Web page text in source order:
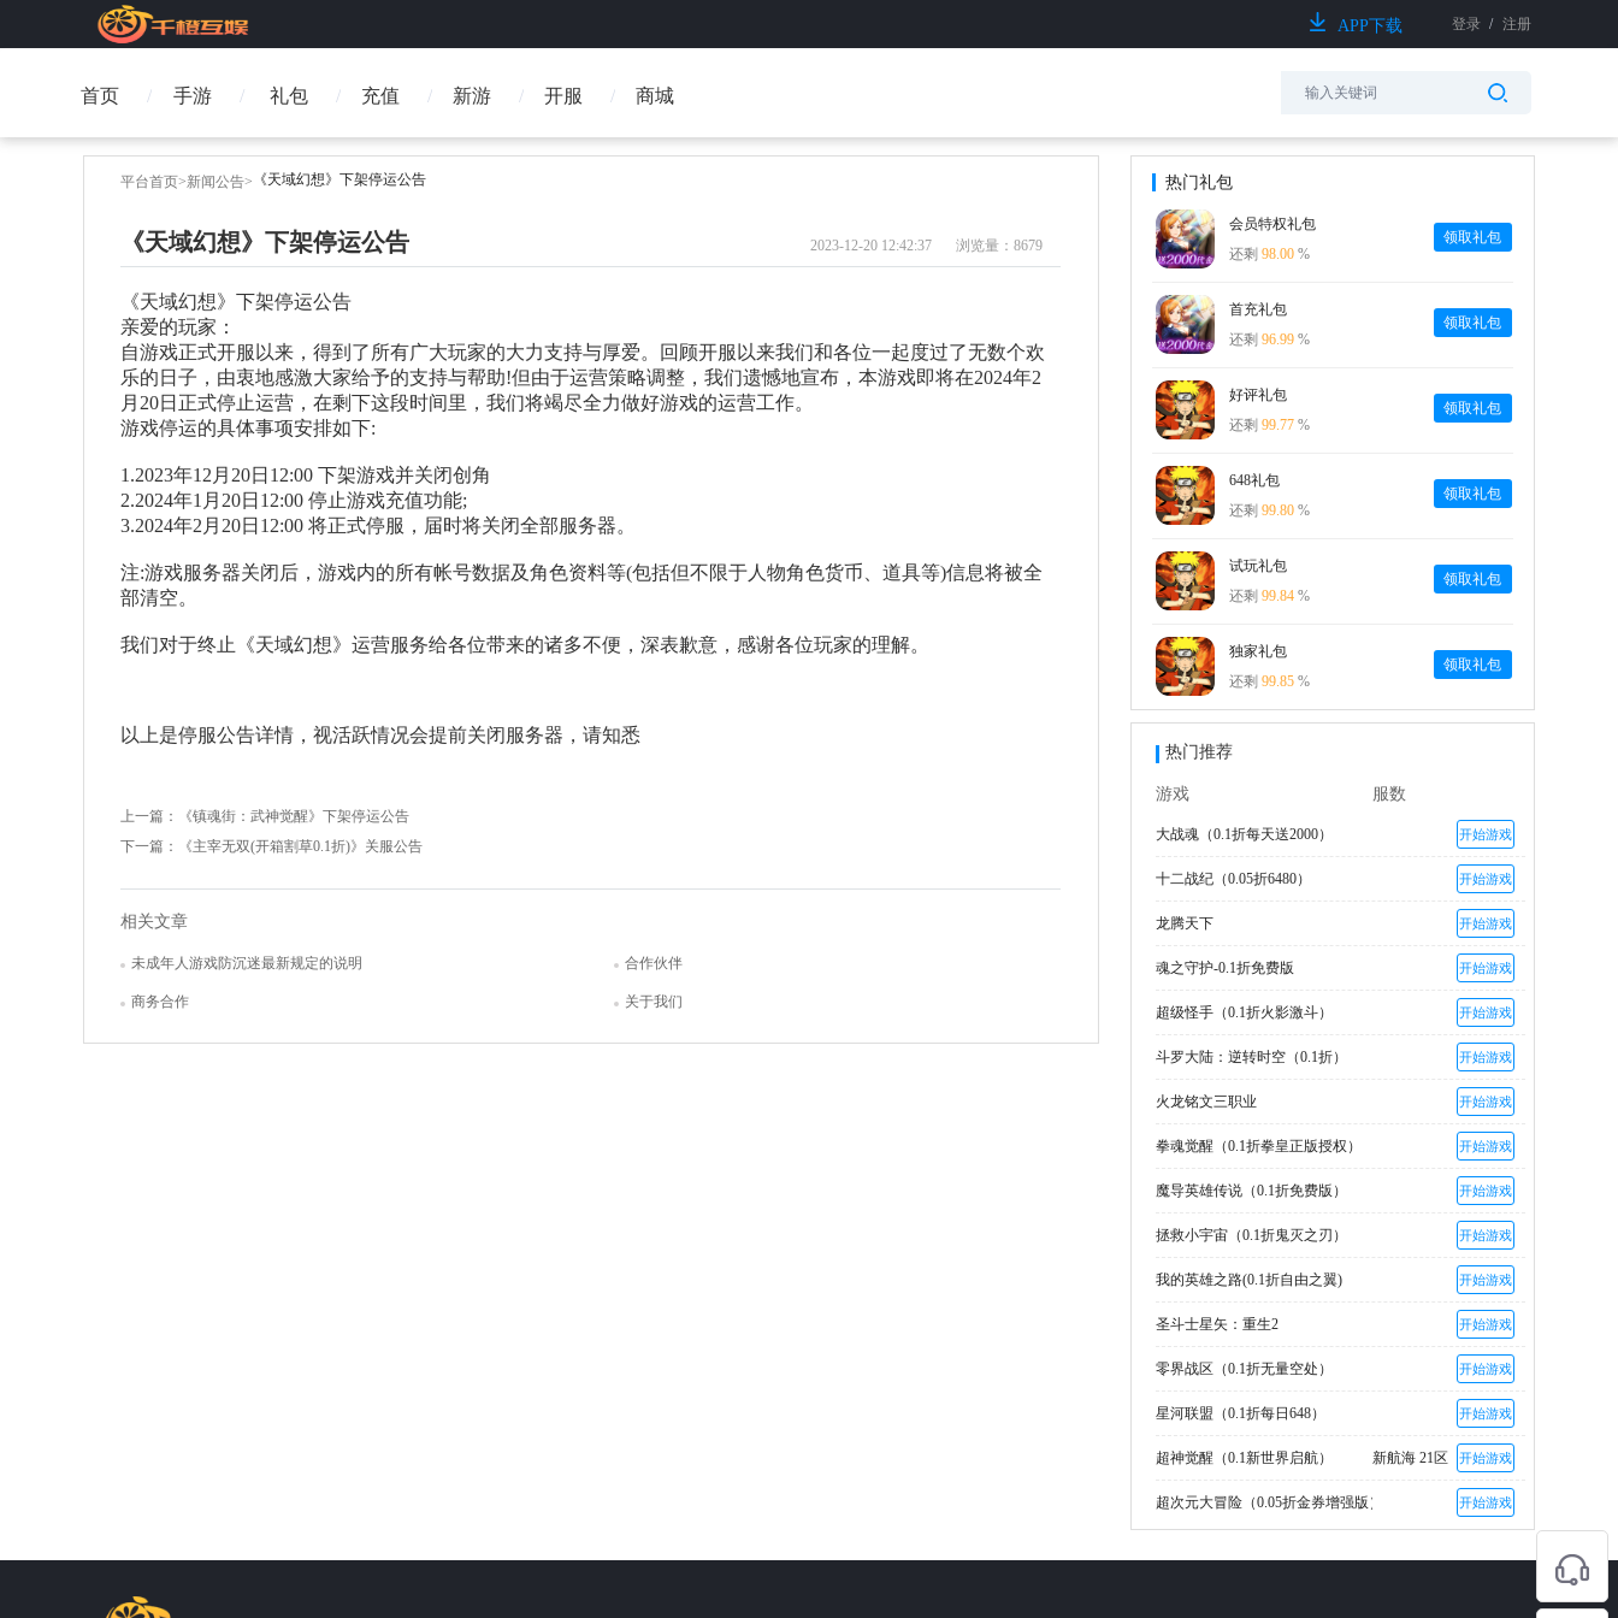
APP下载 登录 / 注册
首页 手游 礼包 充值 新游 开服 商城
平台首页>新闻公告> 《天域幻想》下架停运公告
《天域幻想》下架停运公告 2023-12-20 12:42:37 浏览量：8679
《天域幻想》下架停运公告
亲爱的玩家：
自游戏正式开服以来，得到了所有广大玩家的大力支持与厚爱。回顾开服以来我们和各位一起度过了无数个欢
乐的日子，由衷地感激大家给予的支持与帮助!但由于运营策略调整，我们遗憾地宣布，本游戏即将在2024年2
月20日正式停止运营，在剩下这段时间里，我们将竭尽全力做好游戏的运营工作。
游戏停运的具体事项安排如下:
1.2023年12月20日12:00 下架游戏并关闭创角
2.2024年1月20日12:00 停止游戏充值功能;
3.2024年2月20日12:00 将正式停服，届时将关闭全部服务器。
注:游戏服务器关闭后，游戏内的所有帐号数据及角色资料等(包括但不限于人物角色货币、道具等)信息将被全
部清空。
我们对于终止《天域幻想》运营服务给各位带来的诸多不便，深表歉意，感谢各位玩家的理解。
以上是停服公告详情，视活跃情况会提前关闭服务器，请知悉
上一篇：
《镇魂街：武神觉醒》下架停运公告
下一篇：
《主宰无双(开箱割草0.1折)》关服公告
相关文章
未成年人游戏防沉迷最新规定的说明 合作伙伴
商务合作 关于我们
热门礼包
会员特权礼包
还剩 98.00 %
领取礼包
首充礼包
还剩 96.99 %
领取礼包
好评礼包
还剩 99.77 %
领取礼包
648礼包
还剩 99.80 %
领取礼包
试玩礼包
还剩 99.84 %
领取礼包
独家礼包
还剩 99.85 %
领取礼包
热门推荐
游戏 服数
大战魂（0.1折每天送2000） 开始游戏
十二战纪（0.05折6480） 开始游戏
龙腾天下 开始游戏
魂之守护-0.1折免费版 开始游戏
超级怪手（0.1折火影激斗） 开始游戏
斗罗大陆：逆转时空（0.1折） 开始游戏
火龙铭文三职业 开始游戏
拳魂觉醒（0.1折拳皇正版授权） 开始游戏
魔导英雄传说（0.1折免费版） 开始游戏
拯救小宇宙（0.1折鬼灭之刃） 开始游戏
我的英雄之路(0.1折自由之翼) 开始游戏
圣斗士星矢：重生2 开始游戏
零界战区（0.1折无量空处） 开始游戏
星河联盟（0.1折每日648） 开始游戏
超神觉醒（0.1新世界启航） 新航海 21区 开始游戏
超次元大冒险（0.05折金券增强版） 开始游戏